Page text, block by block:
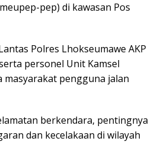
pep) di kawasan Pos
Polres Lhokseumawe AKP
personel Unit Kamsel
masyarakat pengguna jalan
berkendara, pentingnya
dan kecelakaan di wilayah